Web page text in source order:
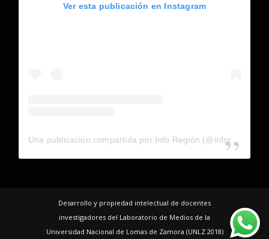
Ver esta publicación en Instagram
Desarrollo y propiedad intelectual de docentes
investigadores del Laboratorio de Medios de la
Universidad Nacional de Lomas de Zamora (UNLZ 2018)